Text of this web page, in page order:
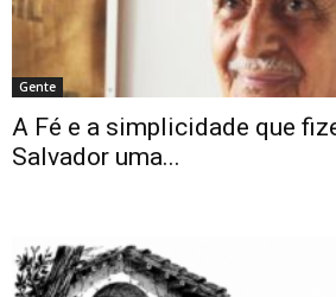
Gente
A Fé e a simplicidade que
Salvador uma...